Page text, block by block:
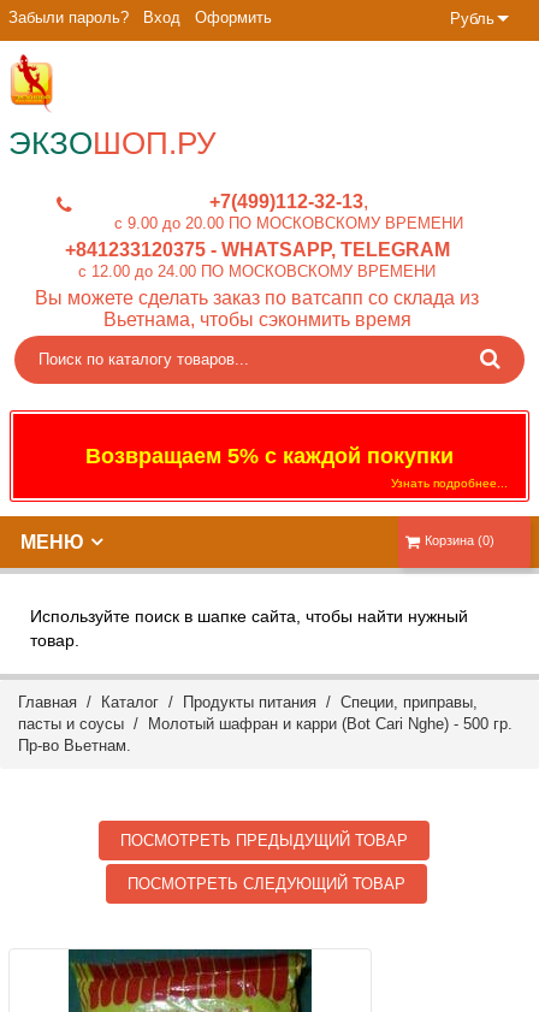
Рубль
Забыли пароль? Вход Оформить
ЭКЗОШОП.РУ
+7(499)112-32-13
c 9.00 до 20.00 ПО МОСКОВСКОМУ ВРЕМЕНИ
+841233120375- WHATSAPP, TELEGRAM
c 12.00 до 24.00 ПО МОСКОВСКОМУ ВРЕМЕНИ
Вы можете сделать заказ по ватсапп со склада из
Вьетнама, чтобы сэконмить время
Возвращаем 5% с каждой покупки
Узнать подробнее...
Корзина (0)
МЕНЮ
Используйте поиск в шапке сайта, чтобы найти нужный
товар.
Главная / Каталог / Продукты питания / Специи, приправы,
пасты и соусы / Молотый шафран и карри (Bot Cari Nghe) - 500 гр.
Пр-во Вьетнам.
ПОСМОТРЕТЬ ПРЕДЫДУЩИЙ ТОВАР
ПОСМОТРЕТЬ СЛЕДУЮЩИЙ ТОВАР